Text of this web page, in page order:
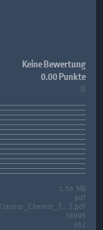
Keine Bewertung
0.00 Punkte
0
1.58 MB
pdf
38995
362